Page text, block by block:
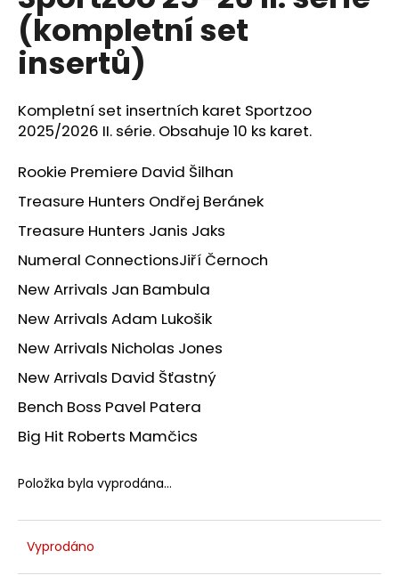
0,0
z
5
hvězdiček.
(kompletní set
insertů)
Kompletní set insertních karet Sportzoo
2025/2026 II. série. Obsahuje 10 ks karet.
Rookie Premiere David Šilhan
Treasure Hunters Ondřej Beránek
Treasure Hunters Janis Jaks
Numeral ConnectionsJiří Černoch
New Arrivals Jan Bambula
New Arrivals Adam Lukošik
New Arrivals Nicholas Jones
New Arrivals David Šťastný
Bench Boss Pavel Patera
Big Hit Roberts Mamčics
Položka byla vyprodána…
Vyprodáno
a
j
í
?
HLEDAT
D
p
o
u
č
j
m
DĚTSKÁ